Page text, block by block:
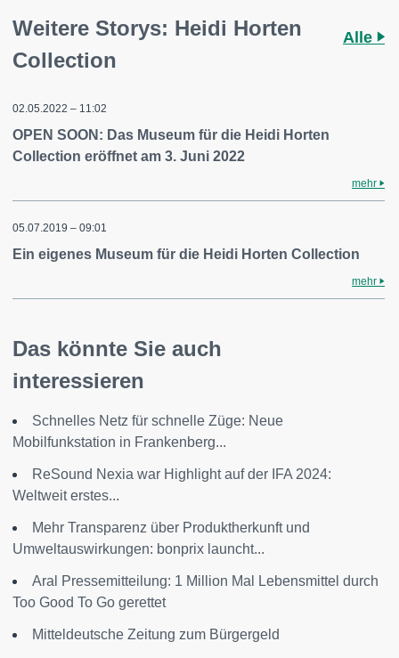
Weitere Storys: Heidi Horten
Collection
Alle
02.05.2022 – 11:02
OPEN SOON: Das Museum für die Heidi Horten
Collection eröffnet am 3. Juni 2022
mehr
05.07.2019 – 09:01
Ein eigenes Museum für die Heidi Horten Collection
mehr
Das könnte Sie auch
interessieren
Schnelles Netz für schnelle Züge: Neue
Mobilfunkstation in Frankenberg...
ReSound Nexia war Highlight auf der IFA 2024:
Weltweit erstes...
Mehr Transparenz über Produktherkunft und
Umweltauswirkungen: bonprix launcht...
Aral Pressemitteilung: 1 Million Mal Lebensmittel durch
Too Good To Go gerettet
Mitteldeutsche Zeitung zum Bürgergeld